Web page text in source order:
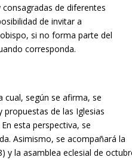
de diferentes
de invitar a
si no forma parte del
corresponda.
cual, según se afirma, se
de las Iglesias
esta perspectiva, se
Asimismo, se acompañará la
y la asamblea eclesial de